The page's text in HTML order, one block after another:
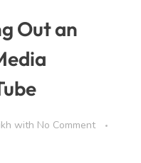
Out an
with No Comment